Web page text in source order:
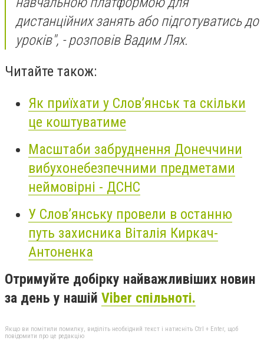
дистанційних занять або підготуватись до
уроків", - розповів Вадим Лях.
Читайте також:
Як приїхати у Слов’янськ та скільки
це коштуватиме
Масштаби забруднення Донеччини
вибухонебезпечними предметами
неймовірні - ДСНС
У Слов’янську провели в останню
путь захисника Віталія Киркач-
Антоненка
Отримуйте добірку найважливіших новин
за день у нашій Viber спільноті.
Якщо ви помітили помилку, виділіть необхідний текст і натисніть Ctrl + Enter, щоб
повідомити про це редакцію